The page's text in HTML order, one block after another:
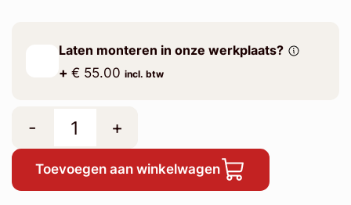
Laten monteren in onze werkplaats?
+ € 55.00 incl. btw
- +
Toevoegen aan winkelwagen